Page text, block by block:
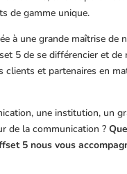
de gamme unique.
à une grande maîtrise de
5 de se différencier et de
clients et partenaires en
une institution, un
de la communication ?
5 nous vous